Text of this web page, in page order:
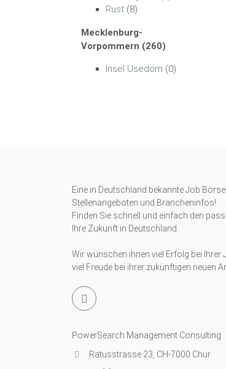
Rust (8)
Mecklenburg-
Vorpommern (260)
Insel Usedom (0)
Eine in Deutschland bekannte Job
Stellenangeboten und Brancheninfos!
Finden Sie schnell und einfach den
Ihre Zukunft in Deutschland.
Wir wünschen ihnen viel Erfolg bei Ihrer
viel Freude bei ihrer zukünftigen neuen
PowerSearch Management Consulting
Rätusstrasse 23, CH-7000 Chur